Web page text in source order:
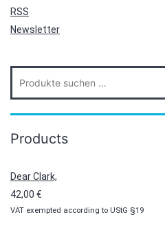
RSS
Newsletter
Suche
nach:
Products
Dear Clark,
42,00 €
VAT exempted according to UStG §19